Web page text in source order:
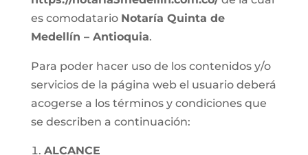
es comodatario Notaría Quinta de
Medellín – Antioquia.
Para poder hacer uso de los contenidos y/o
servicios de la página web el usuario deberá
acogerse a los términos y condiciones que
se describen a continuación:
ALCANCE